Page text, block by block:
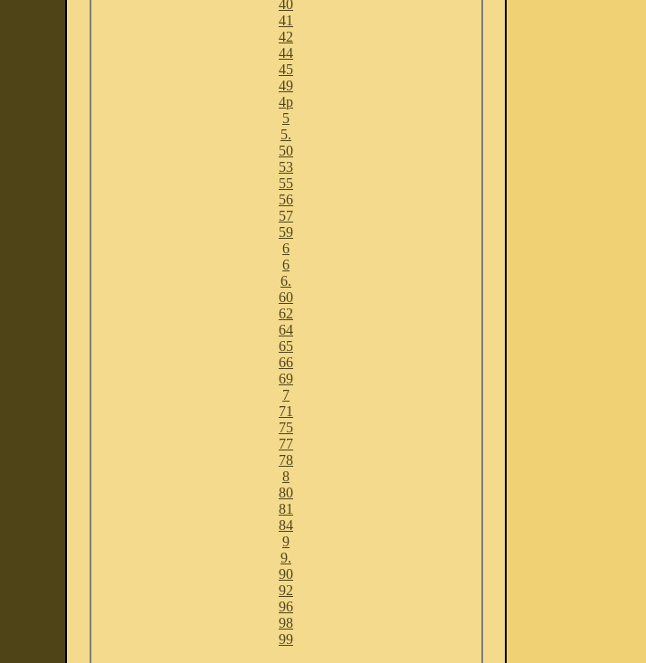
40
41
42
44
45
49
4p
5
5.
50
53
55
56
57
59
6
6
6.
60
62
64
65
66
69
7
71
75
77
78
8
80
81
84
9
9.
90
92
96
98
99